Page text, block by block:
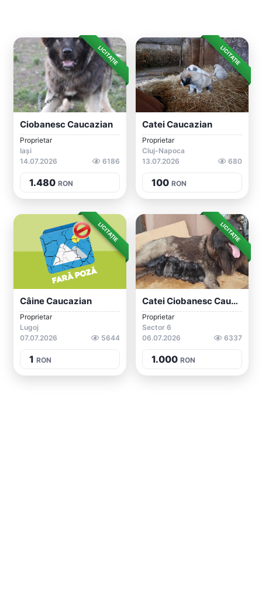
LICITAȚIE
Ciobanesc Caucazian
Proprietar
Iași
14.07.2026
6186
1.480 RON
LICITAȚIE
Catei Caucazian
Proprietar
Cluj-Napoca
13.07.2026
680
100 RON
LICITAȚIE
Câine Caucazian
Proprietar
Lugoj
07.07.2026
5644
1 RON
LICITAȚIE
Catei Ciobanesc Caucazian
Proprietar
Sector 6
06.07.2026
6337
1.000 RON